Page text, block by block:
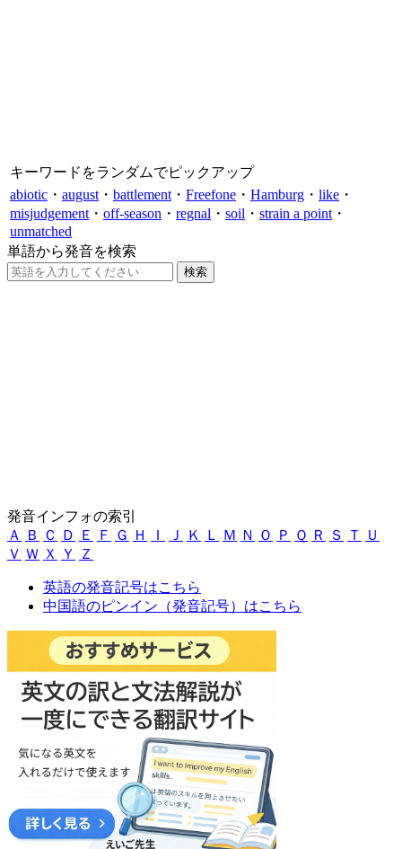
キーワードをランダムでピックアップ
abiotic ・ august ・ battlement ・ Freefone ・ Hamburg ・ like ・
misjudgement ・ off-season ・ regnal ・ soil ・ strain a point ・
unmatched
単語から発音を検索
発音インフォの索引
Ａ
Ｂ Ｃ Ｄ Ｅ Ｆ Ｇ Ｈ Ｉ Ｊ Ｋ Ｌ Ｍ Ｎ Ｏ Ｐ Ｑ Ｒ Ｓ Ｔ
Ｕ
Ｖ Ｗ Ｘ Ｙ Ｚ
英語の発音記号はこちら
中国語のピンイン（発音記号）はこちら